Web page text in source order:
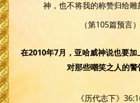
神，也不将我的称赞归给雕
（第105篇预言）
在2010年7月，亚哈威神说也要
对那些嘲笑之人的警
《历代志下》